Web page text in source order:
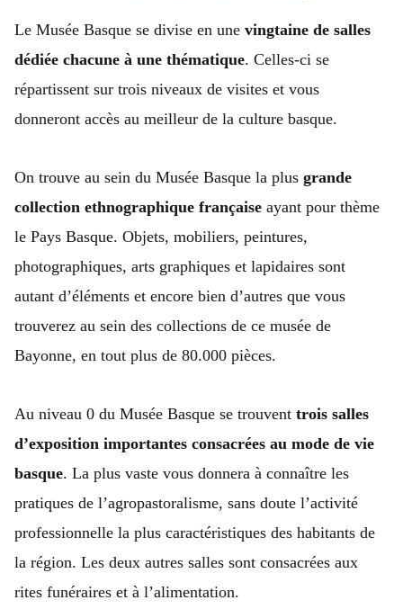
Le Musée Basque se divise en une vingtaine de salles
dédiée chacune à une thématique. Celles-ci se
répartissent sur trois niveaux de visites et vous
donneront accès au meilleur de la culture basque.
On trouve au sein du Musée Basque la plus grande
collection ethnographique française ayant pour thème
le Pays Basque. Objets, mobiliers, peintures,
photographiques, arts graphiques et lapidaires sont
autant d’éléments et encore bien d’autres que vous
trouverez au sein des collections de ce musée de
Bayonne, en tout plus de 80.000 pièces.
Au niveau 0 du Musée Basque se trouvent trois salles
d’exposition importantes consacrées au mode de vie
basque. La plus vaste vous donnera à connaître les
pratiques de l’agropastoralisme, sans doute l’activité
professionnelle la plus caractéristiques des habitants de
la région. Les deux autres salles sont consacrées aux
rites funéraires et à l’alimentation.